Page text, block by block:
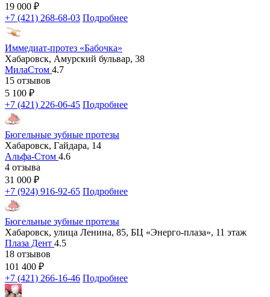
19 000 ₽
+7 (421) 268-68-03 Подробнее
Иммедиат-протез «Бабочка»
Хабаровск, Амурский бульвар, 38
МилаСтом 4.7
15 отзывов
5 100 ₽
+7 (421) 226-06-45 Подробнее
Бюгельные зубные протезы
Хабаровск, Гайдара, 14
Альфа-Стом 4.6
4 отзыва
31 000 ₽
+7 (924) 916-92-65 Подробнее
Бюгельные зубные протезы
Хабаровск, улица Ленина, 85, БЦ «Энерго-плаза», 11 этаж
Плаза Дент 4.5
18 отзывов
101 400 ₽
+7 (421) 266-16-46 Подробнее